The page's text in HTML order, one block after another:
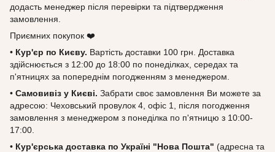
додасть менеджер після перевірки та підтвердження
замовлення.
Приємних покупок ❤️
• Кур'єр по Києву. Вартість доставки 100 грн. Доставка
здійснюється з 12:00 до 18:00 по понеділках, середах та
п'ятницях за попереднім погодженням з менеджером.
• Самовивіз у Києві. Забрати своє замовлення Ви можете за
адресою: Чеховський провулок 4, офіс 1, після погодження
замовлення з менеджером з понеділка по п'ятницю з 10:00-
17:00.
• Кур'єрська доставка по Україні "Нова Пошта" (адресна та